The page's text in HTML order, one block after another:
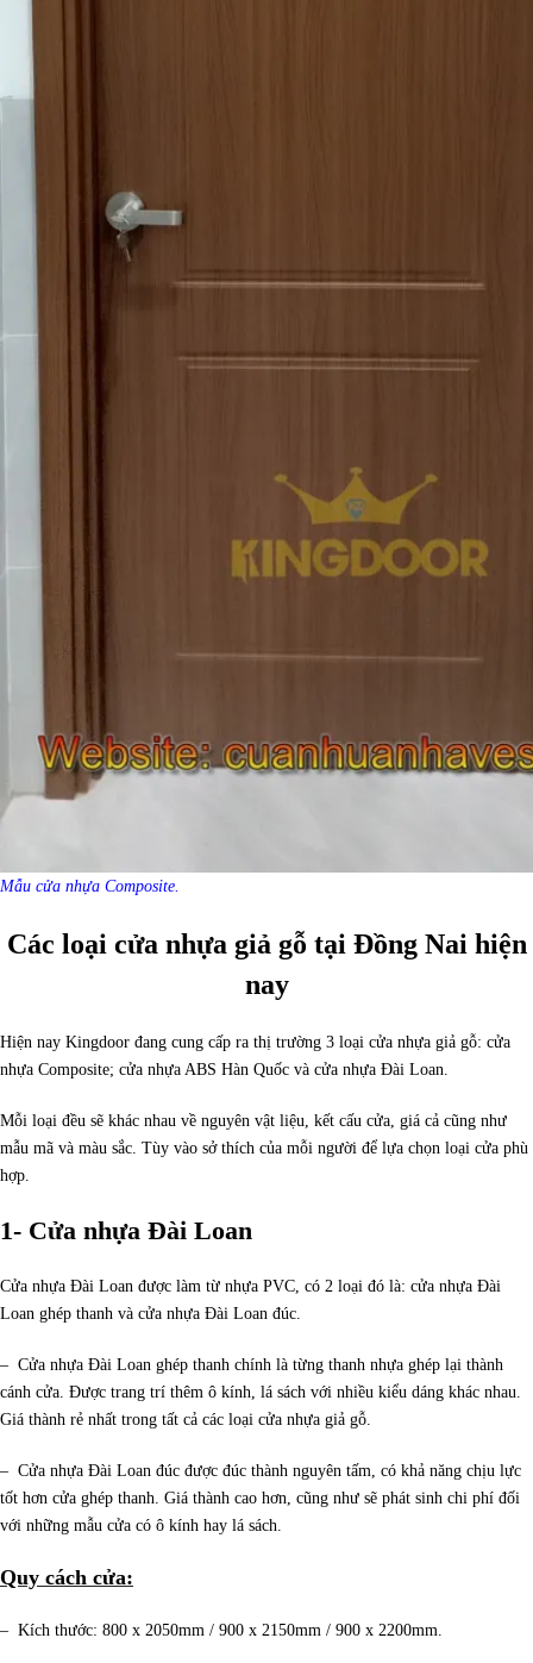
Mẫu cửa nhựa Composite.
Các loại cửa nhựa giả gỗ tại Đồng Nai hiện
nay
Hiện nay Kingdoor đang cung cấp ra thị trường 3 loại cửa nhựa giả gỗ: cửa
nhựa Composite; cửa nhựa ABS Hàn Quốc và cửa nhựa Đài Loan.
Mỗi loại đều sẽ khác nhau về nguyên vật liệu, kết cấu cửa, giá cả cũng như
mẫu mã và màu sắc. Tùy vào sở thích của mỗi người để lựa chọn loại cửa phù
hợp.
1- Cửa nhựa Đài Loan
Cửa nhựa Đài Loan được làm từ nhựa PVC, có 2 loại đó là: cửa nhựa Đài
Loan ghép thanh và cửa nhựa Đài Loan đúc.
– Cửa nhựa Đài Loan ghép thanh chính là từng thanh nhựa ghép lại thành
cánh cửa. Được trang trí thêm ô kính, lá sách với nhiều kiểu dáng khác nhau.
Giá thành rẻ nhất trong tất cả các loại cửa nhựa giả gỗ.
– Cửa nhựa Đài Loan đúc được đúc thành nguyên tấm, có khả năng chịu lực
tốt hơn cửa ghép thanh. Giá thành cao hơn, cũng như sẽ phát sinh chi phí đối
với những mẫu cửa có ô kính hay lá sách.
Quy cách cửa:
– Kích thước: 800 x 2050mm / 900 x 2150mm / 900 x 2200mm.